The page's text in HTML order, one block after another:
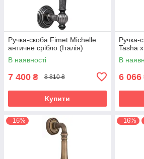
Ручка-скоба Fimet Michelle
античне срібло (Італія)
В наявності
7 400 ₴ 8 810 ₴
Купити
Ручка-
Tasha
В
6 066
–16% –16%